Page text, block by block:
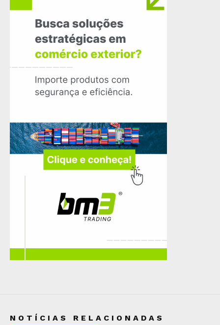
NOTÍCIAS RELACIONADAS